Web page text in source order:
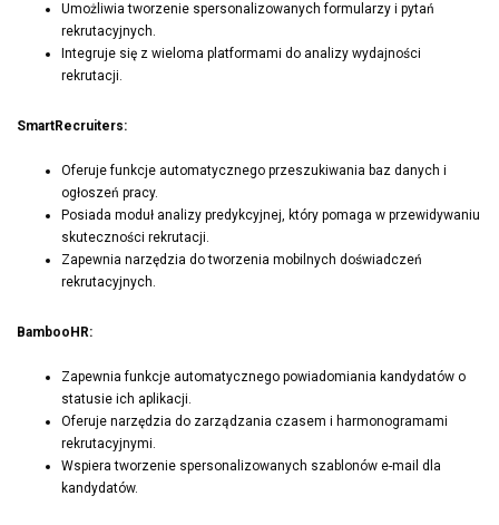
Umożliwia tworzenie spersonalizowanych formularzy i pytań
rekrutacyjnych.
Integruje się z wieloma platformami do analizy wydajności
rekrutacji.
SmartRecruiters:
Oferuje funkcje automatycznego przeszukiwania baz danych i
ogłoszeń pracy.
Posiada moduł analizy predykcyjnej, który pomaga w przewidywaniu
skuteczności rekrutacji.
Zapewnia narzędzia do tworzenia mobilnych doświadczeń
rekrutacyjnych.
BambooHR:
Zapewnia funkcje automatycznego powiadomiania kandydatów o
statusie ich aplikacji.
Oferuje narzędzia do zarządzania czasem i harmonogramami
rekrutacyjnymi.
Wspiera tworzenie spersonalizowanych szablonów e-mail dla
kandydatów.